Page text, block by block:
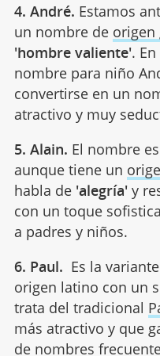
4. André. Estamos
un nombre de origen
'hombre valiente'.
nombre para niño
convertirse en un
atractivo y muy
5. Alain. El nombre
aunque tiene un
habla de 'alegría'y
con un toque
a padres y niños.
6. Paul. Es la
origen latino con un
trata del tradicional
más atractivo y que
de nombres